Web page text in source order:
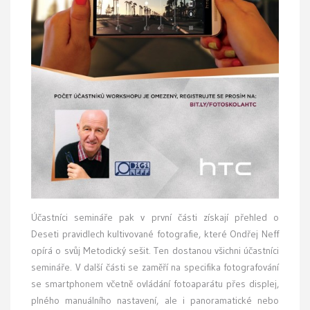
Účastníci semináře pak v první části získají přehled o
Deseti pravidlech kultivované fotografie, které Ondřej Neff
opírá o svůj Metodický sešit. Ten dostanou všichni účastníci
semináře. V další části se zaměří na specifika fotografování
se smartphonem včetně ovládání fotoaparátu přes displej,
plného manuálního nastavení, ale i panoramatické nebo